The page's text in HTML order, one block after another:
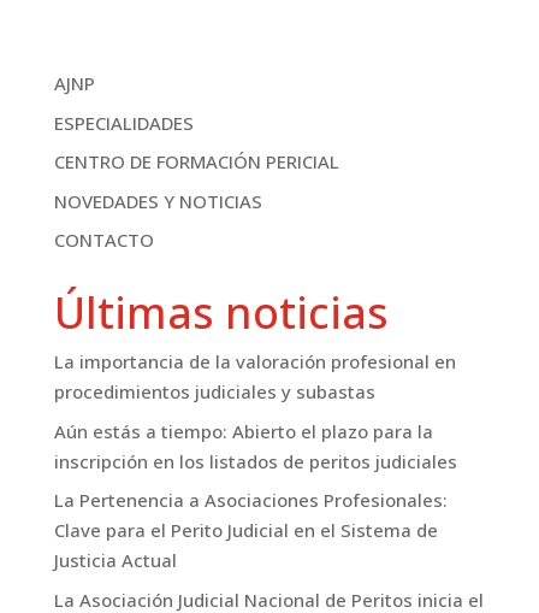
AJNP
ESPECIALIDADES
CENTRO DE FORMACIÓN PERICIAL
NOVEDADES Y NOTICIAS
CONTACTO
Últimas noticias
La importancia de la valoración profesional en
procedimientos judiciales y subastas
Aún estás a tiempo: Abierto el plazo para la
inscripción en los listados de peritos judiciales
La Pertenencia a Asociaciones Profesionales:
Clave para el Perito Judicial en el Sistema de
Justicia Actual
La Asociación Judicial Nacional de Peritos inicia el